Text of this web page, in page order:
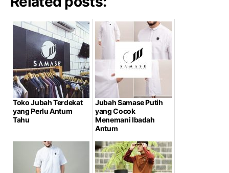
Toko Jubah Terdekat
yang Perlu Antum
Tahu
Jubah Samase Putih
yang Cocok
Menemani Ibadah
Antum